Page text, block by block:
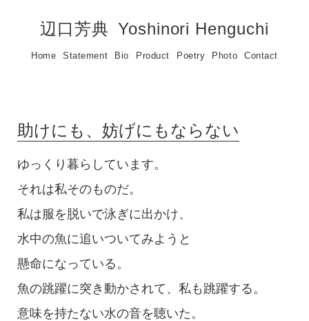
辺口芳典 Yoshinori Henguchi
Home Statement Bio Product Poetry Photo Contact
助けにも、妨げにもならない
ゆっくり暮らしています。
それは私そのものだ。
私は服を脱いで泳ぎに出かけ、
水中の魚に追いついてみようと
懸命になっている。
魚の跳躍に突き動かされて、私も跳躍する。
意味を持たない水の音を聴いた。